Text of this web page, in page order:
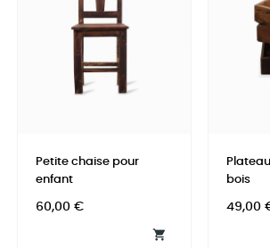
Petite chaise pour
enfant
Prix
60,00 €

bois
Prix
49,00